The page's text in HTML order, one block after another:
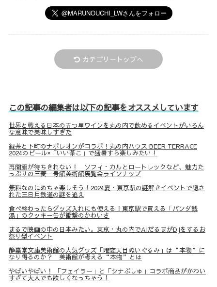
カテゴリートップへ
この記事の編集者は以下の記事をオススメしています
世界と戦える日本の五つ星ワインを丸の内で飲めるイベントがいろん
な意味で美味しすぎた
緑茶と下町のナポレオンがコラボ！丸の内ハウス BEER TERRACE
2024のビール×「いい茶こ」で猛暑すら楽しみたい！
再開館が待ちきれない！ ソフィ・カルとロートレックなど、魅力た
っぷりの三菱一号館美術館展覧会ラインナップ
無料なのにめちゃ楽しそう！2024夏・東京駅の謎解きイベントで隠さ
れた三日月鉄道の謎を追え
食べ終わったらグッズ入れにも使える！東京駅で買える「パンダ銭
湯」のクッキー缶が衝撃のかわいさ
まるで映画の中の日本みたい。東京・丸の内でAIだるまがDJをするお
祭り型イベント
静嘉堂文庫美術館の人気グッズ「曜変天目ぬいぐるみ」は“本物”に
なり得るのか？ 美術館が考える“本物”とは
やばいやばい！ 「フェイラー」と「シナぷしゅ」コラボ商品がかわい
すぎて大人でも欲しくなっちゃう！